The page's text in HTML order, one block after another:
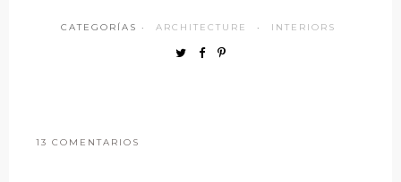
CATEGORÍAS · ARCHITECTURE · INTERIORS
13 COMENTARIOS